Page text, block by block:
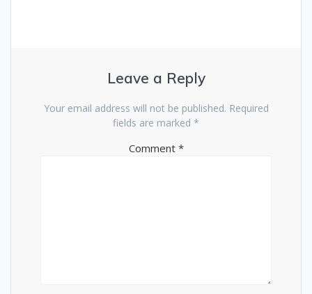
Leave a Reply
Your email address will not be published. Required
fields are marked *
Comment *